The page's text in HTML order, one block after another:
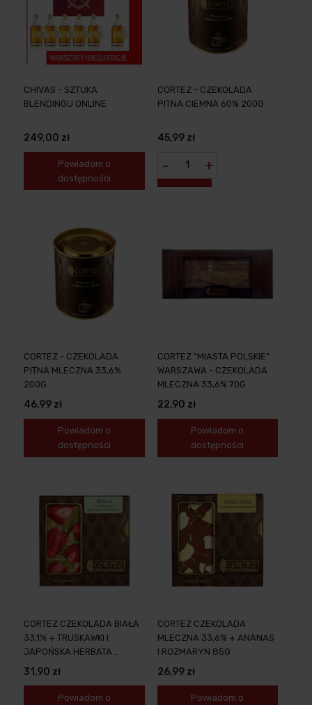
CHIVAS - SZTUKA
BLENDINGU ONLINE
249,00 zł
Powiadom o
dostępności
CORTEZ - CZEKOLADA
PITNA CIEMNA 60% 200G
45,99 zł
- +
CORTEZ - CZEKOLADA
PITNA MLECZNA 33,6%
200G
46,99 zł
Powiadom o
dostępności
CORTEZ "MIASTA POLSKIE"
WARSZAWA - CZEKOLADA
MLECZNA 33,6% 70G
22,90 zł
Powiadom o
dostępności
CORTEZ CZEKOLADA BIAŁA
33,1% + TRUSKAWKI I
JAPOŃSKA HERBATA
MATCHA 85G
31,90 zł
Powiadom o
CORTEZ CZEKOLADA
MLECZNA 33,6% + ANANAS
I ROZMARYN 85G
26,99 zł
Powiadom o